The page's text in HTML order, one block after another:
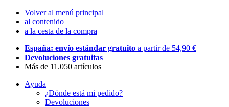
Volver al menú principal
al contenido
a la cesta de la compra
España: envío estándar gratuito a partir de 54,90 €
Devoluciones gratuitas
Más de 11.050 artículos
Ayuda
¿Dónde está mi pedido?
Devoluciones